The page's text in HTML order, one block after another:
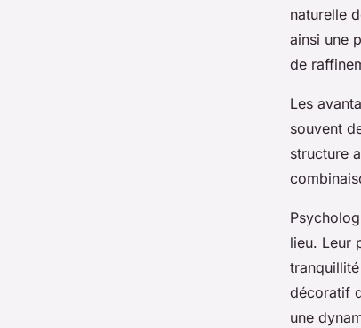
naturelle
ainsi une
de
Les
souvent
structure
lieu. Leur
décoratif
une